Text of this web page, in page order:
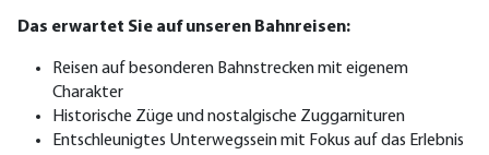
Das erwartet Sie auf unseren Bahnreisen:
Reisen auf besonderen Bahnstrecken mit eigenem
Charakter
Historische Züge und nostalgische Zuggarnituren
Entschleunigtes Unterwegssein mit Fokus auf das Erlebnis